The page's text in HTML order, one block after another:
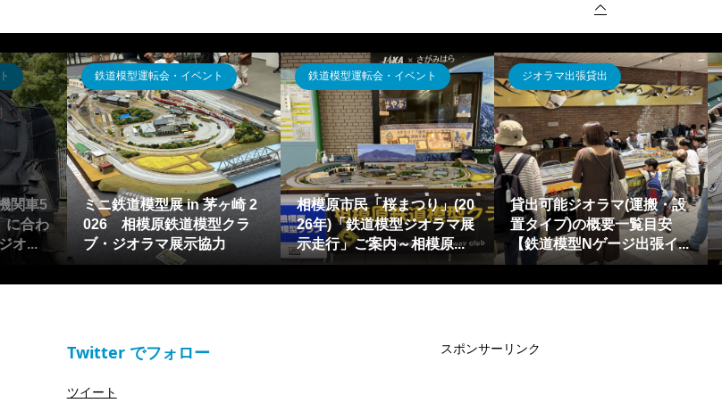
ウト
」
】
鉄道模型運転会・イベント
鉄道模型Nゲージ運転会(ジ
オラマ教室含む)報告2026年
1月～12月・(神奈川県)相...
鉄道模型レイアウト
リニアライナー 超電導リニ
アを用いたジオラマ・レイ
アウト構想・考案から仮...
鉄道模型レイアウト
リニアライナー 超電導リニ
アL0系スペシャルセット～
バッテリー交換(電池交換)...
Twitter でフォロー
ツイート
スポンサーリンク